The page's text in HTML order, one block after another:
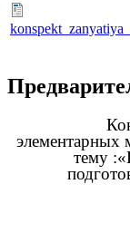
элементарных
тему